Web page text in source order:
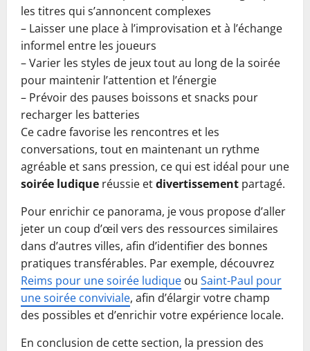
les titres qui s’annoncent complexes
– Laisser une place à l’improvisation et à l’échange
informel entre les joueurs
– Varier les styles de jeux tout au long de la soirée
pour maintenir l’attention et l’énergie
– Prévoir des pauses boissons et snacks pour
recharger les batteries
Ce cadre favorise les rencontres et les
conversations, tout en maintenant un rythme
agréable et sans pression, ce qui est idéal pour une
soirée ludique réussie etdivertissement partagé.
Pour enrichir ce panorama, je vous propose d’aller
jeter un coup d’œil vers des ressources similaires
dans d’autres villes, afin d’identifier des bonnes
pratiques transférables. Par exemple, découvrez
Reims pour une soirée ludique ou Saint-Paul pour
une soirée conviviale, afin d’élargir votre champ
des possibles et d’enrichir votre expérience locale.
En conclusion de cette section, la pression des